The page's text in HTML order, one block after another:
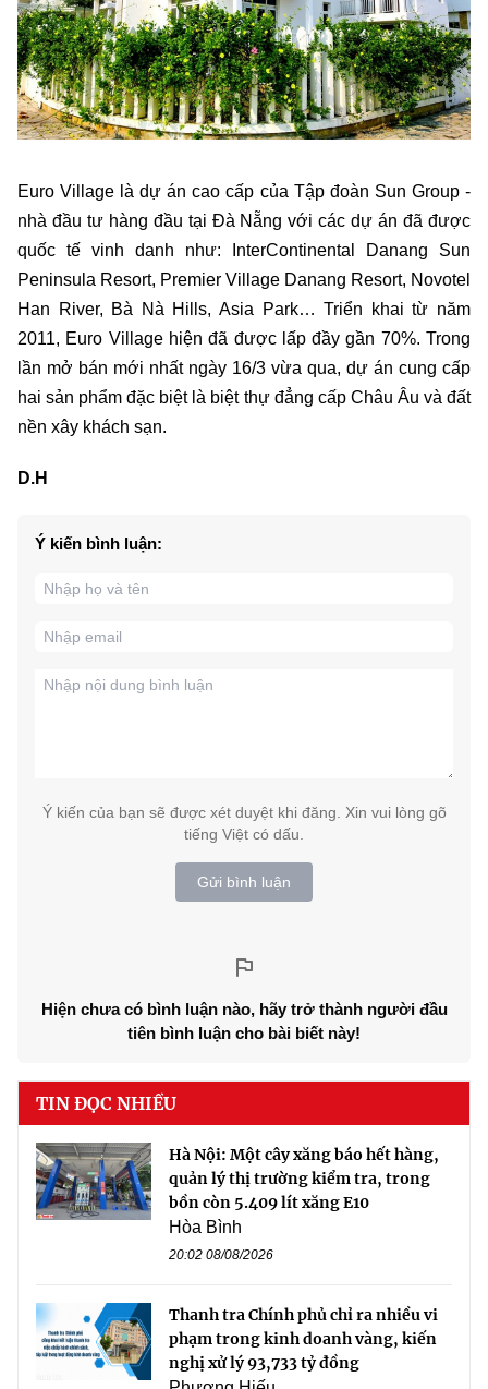
Euro Village là dự án cao cấp của Tập đoàn Sun Group -
nhà đầu tư hàng đầu tại Đà Nẵng với các dự án đã được
quốc tế vinh danh như: InterContinental Danang Sun
Peninsula Resort, Premier Village Danang Resort, Novotel
Han River, Bà Nà Hills, Asia Park… Triển khai từ năm
2011, Euro Village hiện đã được lấp đầy gần 70%. Trong
lần mở bán mới nhất ngày 16/3 vừa qua, dự án cung cấp
hai sản phẩm đặc biệt là biệt thự đẳng cấp Châu Âu và đất
nền xây khách sạn.
D.H
Ý kiến bình luận:
Ý kiến của bạn sẽ được xét duyệt khi đăng. Xin vui lòng gõ
tiếng Việt có dấu.
Gửi bình luận
Hiện chưa có bình luận nào, hãy trở thành người đầu
tiên bình luận cho bài biết này!
TIN ĐỌC NHIỀU
Hà Nội: Một cây xăng báo hết hàng,
quản lý thị trường kiểm tra, trong
bồn còn 5.409 lít xăng E10
Hòa Bình
20:02 08/08/2026
Thanh tra Chính phủ chỉ ra nhiều vi
phạm trong kinh doanh vàng, kiến
nghị xử lý 93,733 tỷ đồng